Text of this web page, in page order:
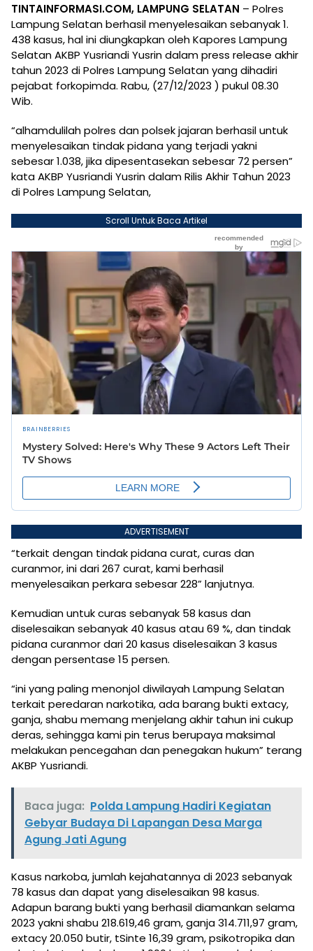
TINTAINFORMASI.COM, LAMPUNG SELATAN – Polres
Lampung Selatan berhasil menyelesaikan sebanyak 1.
438 kasus, hal ini diungkapkan oleh Kapores Lampung
Selatan AKBP Yusriandi Yusrin dalam press release akhir
tahun 2023 di Polres Lampung Selatan yang dihadiri
pejabat forkopimda. Rabu, (27/12/2023 ) pukul 08.30
Wib.
“alhamdulilah polres dan polsek jajaran berhasil untuk
menyelesaikan tindak pidana yang terjadi yakni
sebesar 1.038, jika dipesentasekan sebesar 72 persen”
kata AKBP Yusriandi Yusrin dalam Rilis Akhir Tahun 2023
di Polres Lampung Selatan,
Scroll Untuk Baca Artikel
ADVERTISEMENT
“terkait dengan tindak pidana curat, curas dan
curanmor, ini dari 267 curat, kami berhasil
menyelesaikan perkara sebesar 228” lanjutnya.
Kemudian untuk curas sebanyak 58 kasus dan
diselesaikan sebanyak 40 kasus atau 69 %, dan tindak
pidana curanmor dari 20 kasus diselesaikan 3 kasus
dengan persentase 15 persen.
“ini yang paling menonjol diwilayah Lampung Selatan
terkait peredaran narkotika, ada barang bukti extacy,
ganja, shabu memang menjelang akhir tahun ini cukup
deras, sehingga kami pin terus berupaya maksimal
melakukan pencegahan dan penegakan hukum” terang
AKBP Yusriandi.
Baca juga: Polda Lampung Hadiri Kegiatan
Gebyar Budaya Di Lapangan Desa Marga
Agung Jati Agung
Kasus narkoba, jumlah kejahatannya di 2023 sebanyak
78 kasus dan dapat yang diselesaikan 98 kasus.
Adapun barang bukti yang berhasil diamankan selama
2023 yakni shabu 218.619,46 gram, ganja 314.711,97 gram,
extacy 20.050 butir, tSinte 16,39 gram, psikotropika dan